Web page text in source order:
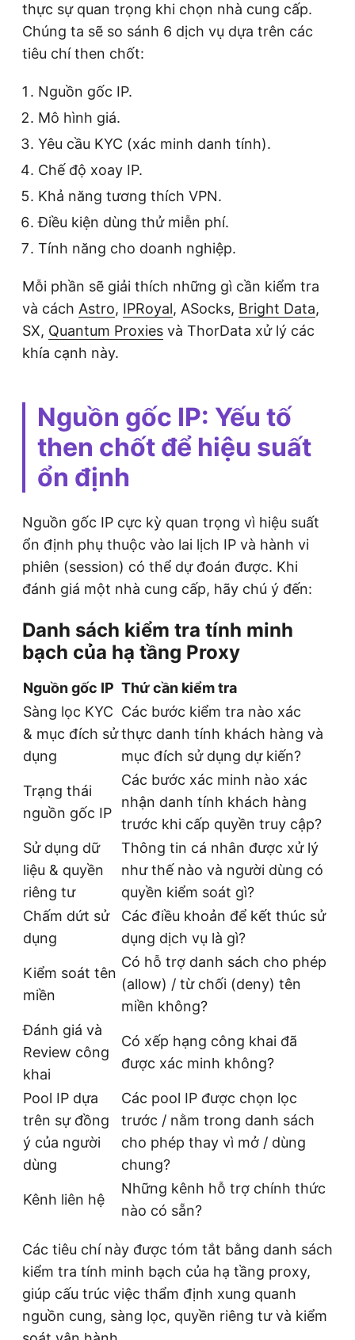
thực sự quan trọng khi chọn nhà cung cấp.
Chúng ta sẽ so sánh 6 dịch vụ dựa trên các
tiêu chí then chốt:
Nguồn gốc IP.
Mô hình giá.
Yêu cầu KYC (xác minh danh tính).
Chế độ xoay IP.
Khả năng tương thích VPN.
Điều kiện dùng thử miễn phí.
Tính năng cho doanh nghiệp.
Mỗi phần sẽ giải thích những gì cần kiểm tra
và cách Astro, IPRoyal, ASocks, Bright Data,
SX, Quantum Proxies và ThorData xử lý các
khía cạnh này.
Nguồn gốc IP: Yếu tố
then chốt để hiệu suất
ổn định
Nguồn gốc IP cực kỳ quan trọng vì hiệu suất
ổn định phụ thuộc vào lai lịch IP và hành vi
phiên (session) có thể dự đoán được. Khi
đánh giá một nhà cung cấp, hãy chú ý đến:
Danh sách kiểm tra tính minh
bạch của hạ tầng Proxy
Nguồn gốc IP Thứ cần kiểm tra
Sàng lọc KYC
& mục đích sử
dụng
Các bước kiểm tra nào xác
thực danh tính khách hàng và
mục đích sử dụng dự kiến?
Trạng thái
nguồn gốc IP
Các bước xác minh nào xác
nhận danh tính khách hàng
trước khi cấp quyền truy cập?
Sử dụng dữ
liệu & quyền
riêng tư
Thông tin cá nhân được xử lý
như thế nào và người dùng có
quyền kiểm soát gì?
Chấm dứt sử
dụng
Các điều khoản để kết thúc sử
dụng dịch vụ là gì?
Kiểm soát tên
miền
Có hỗ trợ danh sách cho phép
(allow) / từ chối (deny) tên
miền không?
Đánh giá và
Review công
khai
Có xếp hạng công khai đã
được xác minh không?
Pool IP dựa
trên sự đồng
ý của người
dùng
Các pool IP được chọn lọc
trước / nằm trong danh sách
cho phép thay vì mở / dùng
chung?
Kênh liên hệ
Những kênh hỗ trợ chính thức
nào có sẵn?
Các tiêu chí này được tóm tắt bằng danh sách
kiểm tra tính minh bạch của hạ tầng proxy,
giúp cấu trúc việc thẩm định xung quanh
nguồn cung, sàng lọc, quyền riêng tư và kiểm